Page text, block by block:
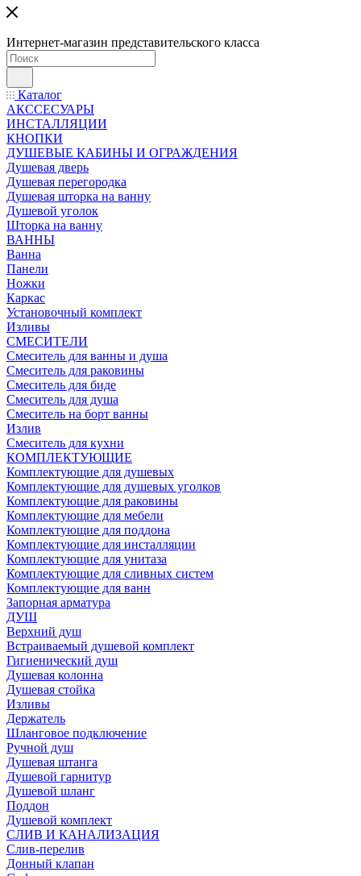
Интернет-магазин представительского класса
Каталог
АКССЕСУАРЫ
ИНСТАЛЛЯЦИИ
КНОПКИ
ДУШЕВЫЕ КАБИНЫ И ОГРАЖДЕНИЯ
Душевая дверь
Душевая перегородка
Душевая шторка на ванну
Душевой уголок
Шторка на ванну
ВАННЫ
Ванна
Панели
Ножки
Каркас
Установочный комплект
Изливы
СМЕСИТЕЛИ
Смеситель для ванны и душа
Смеситель для раковины
Смеситель для биде
Смеситель для душа
Смеситель на борт ванны
Излив
Смеситель для кухни
КОМПЛЕКТУЮЩИЕ
Комплектующие для душевых
Комплектующие для душевых уголков
Комплектующие для раковины
Комплектующие для мебели
Комплектующие для поддона
Комплектующие для инсталляции
Комплектующие для унитаза
Комплектующие для сливных систем
Комплектующие для ванн
Запорная арматура
ДУШ
Верхний душ
Встраиваемый душевой комплект
Гигиенический душ
Душевая колонна
Душевая стойка
Изливы
Держатель
Шланговое подключение
Ручной душ
Душевая штанга
Душевой гарнитур
Душевой шланг
Поддон
Душевой комплект
СЛИВ И КАНАЛИЗАЦИЯ
Слив-перелив
Донный клапан